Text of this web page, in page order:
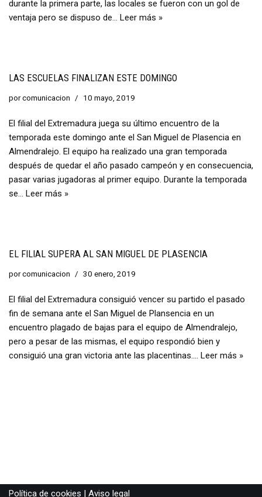
durante la primera parte, las locales se fueron con un gol de
ventaja pero se dispuso de… Leer más »
LAS ESCUELAS FINALIZAN ESTE DOMINGO
porcomunicacion 10 mayo, 2019
El filial del Extremadura juega su último encuentro de la
temporada este domingo ante el San Miguel de Plasencia en
Almendralejo. El equipo ha realizado una gran temporada
después de quedar el año pasado campeón y en consecuencia,
pasar varias jugadoras al primer equipo. Durante la temporada
se… Leer más »
EL FILIAL SUPERA AL SAN MIGUEL DE PLASENCIA
porcomunicacion 30 enero, 2019
El filial del Extremadura consiguió vencer su partido el pasado
fin de semana ante el San Miguel de Plansencia en un
encuentro plagado de bajas para el equipo de Almendralejo,
pero a pesar de las mismas, el equipo respondió bien y
consiguió una gran victoria ante las placentinas.… Leer más »
Política de cookies | Aviso legal